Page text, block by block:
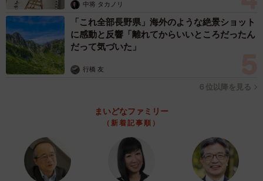
中将 タカノリ
「これ全部長野県」海外のような絶景ショット
に感動と反響「離れてからいいところだったん
だって気づいた」
行橋 友
６位以降を見る
まいどなファミリー
（新着記事順）